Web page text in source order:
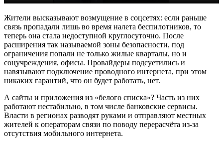
Жители высказывают возмущение в соцсетях: если раньше
связь пропадали лишь во время налета беспилотников, то
теперь она стала недоступной круглосуточно. После
расширения так называемой зоны безопасности, под
ограничения попали не только жилые кварталы, но и
соцучреждения, офисы. Провайдеры подсуетились и
навязывают подключение проводного интернета, при этом
никаких гарантий, что он будет работать, нет.
А сайты и приложения из «белого списка»? Часть из них
работают нестабильно, в том числе банковские сервисы.
Власти в регионах разводят руками и отправляют местных
жителей к операторам связи по поводу перерасчёта из-за
отсутствия мобильного интернета.